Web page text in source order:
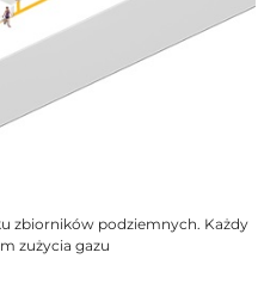
zbiorników podziemnych. Każdy
zużycia gazu